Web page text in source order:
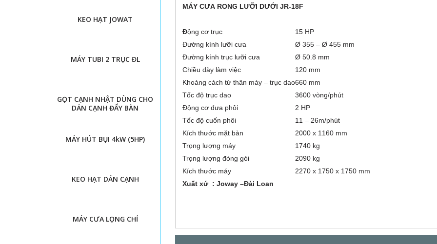
o
o
n
a
G
b
ạ
đ
ộ
g
MÁY CƯA RONG LƯỠI DƯỚI JR-18F
Động cơ trục
15 HP
Đường kính lưỡi cưa
Ø 355 – Ø 455 mm
Đường kính trục lưỡi cưa
Ø 50.8 mm
Chiều dày làm việc
120 mm
Khoảng cách từ thân máy – trục dao660 mm
Tốc độ trục dao
3600 vòng/phút
Động cơ đưa phôi
2 HP
Tốc độ cuốn phôi
11 – 26m/phút
Kích thước mặt bàn
2000 x 1160 mm
Trọng lượng máy
1740 kg
Trọng lượng đóng gói
2090 kg
Kích thước máy
2270 x 1750 x 1750 mm
Xuất xứ : Joway –Đài Loan
KEO HẠT JOWAT
MÁY TUBI 2 TRỤC ĐL
GỌT CẠNH NHẬT DÙNG CHO
DÁN CẠNH ĐẨY BÀN
MÁY HÚT BỤI 4kW (5HP)
KEO HẠT DÁN CẠNH
MÁY CƯA LỌNG CHỈ